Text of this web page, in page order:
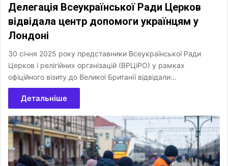
Делегація Всеукраїнської Ради Церков
відвідала центр допомоги українцям у
Лондоні
30 січня 2025 року представники Всеукраїнської Ради
Церков і релігійних організацій (ВРЦіРО) у рамках
офіційного візиту до Великої Британії відвідали…
Детальніше